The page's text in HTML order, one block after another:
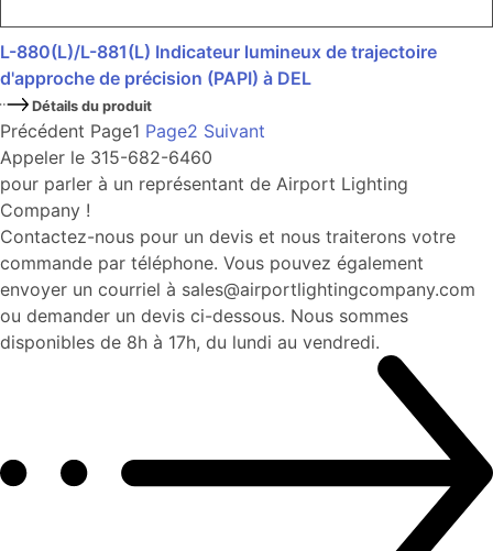
L-880(L)/L-881(L) Indicateur lumineux de trajectoire
d'approche de précision (PAPI) à DEL
Détails du produit
Précédent Page1 Page2 Suivant
Appeler le 315-682-6460
pour parler à un représentant de Airport Lighting
Company !
Contactez-nous pour un devis et nous traiterons votre
commande par téléphone. Vous pouvez également
envoyer un courriel à sales@airportlightingcompany.com
ou demander un devis ci-dessous. Nous sommes
disponibles de 8h à 17h, du lundi au vendredi.